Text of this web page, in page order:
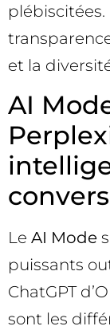
plébiscitées.
et la
AI
Le AI Mode
puissants
ChatGPT
sont les